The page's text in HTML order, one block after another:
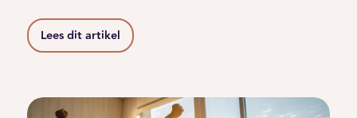
Lees dit artikel